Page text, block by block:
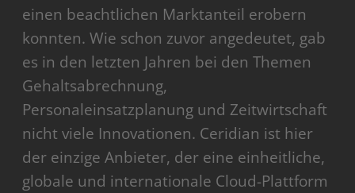
einen beachtlichen Marktanteil erobern
konnten. Wie schon zuvor angedeutet, gab
es in den letzten Jahren bei den Themen
Gehaltsabrechnung,
Personaleinsatzplanung und Zeitwirtschaft
nicht viele Innovationen. Ceridian ist hier
der einzige Anbieter, der eine einheitliche,
globale und internationale Cloud-Plattform